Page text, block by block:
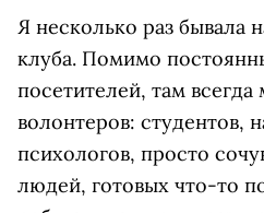
Я несколько раз бывала
клуба. Помимо
посетителей, там
волонтеров: студентов,
психологов, просто
людей, готовых что-то